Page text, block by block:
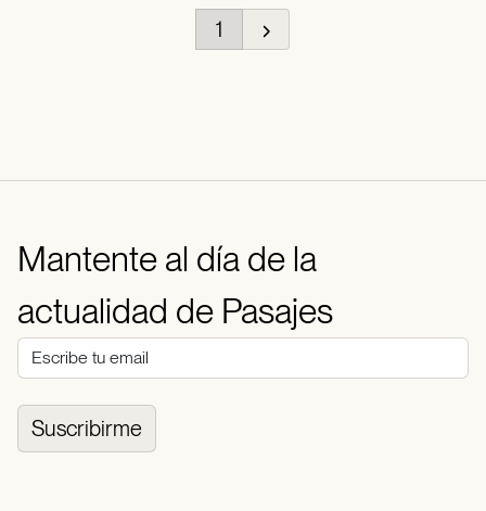
1
Mantente al día de la
actualidad de Pasajes
Suscribirme